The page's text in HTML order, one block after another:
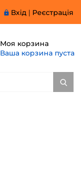
Вхід | Реєстрація
Моя корзина
Ваша корзина пуста